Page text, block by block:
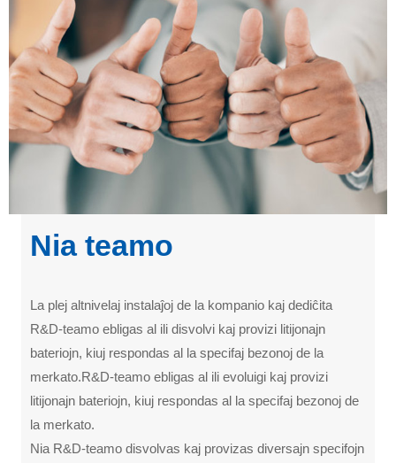
Nia teamo
La plej altnivelaj instalaĵoj de la kompanio kaj dediĉita
R&D-teamo ebligas al ili disvolvi kaj provizi litijonajn
bateriojn, kiuj respondas al la specifaj bezonoj de la
merkato.R&D-teamo ebligas al ili evoluigi kaj provizi
litijonajn bateriojn, kiuj respondas al la specifaj bezonoj de
la merkato.
Nia R&D-teamo disvolvas kaj provizas diversajn specifojn